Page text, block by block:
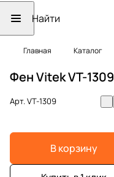
Главная Каталог
Фен Vitek VT-1309
Арт.VT-1309
В корзину